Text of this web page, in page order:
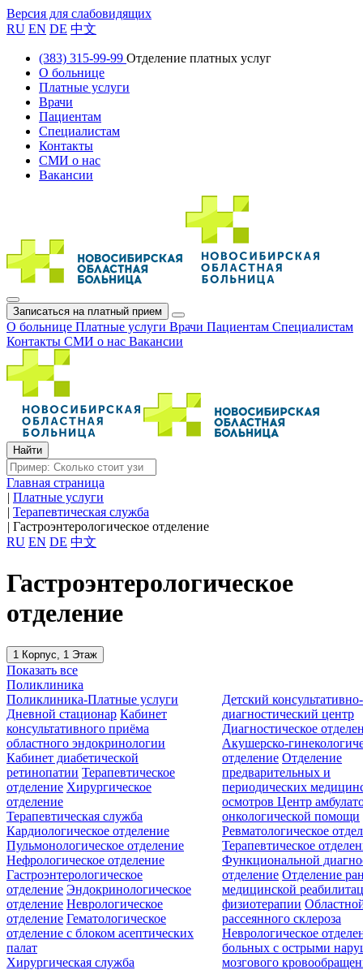
Версия для слабовидящих
RU EN DE 中文
(383) 315-99-99 Отделение платных услуг
О больнице
Платные услуги
Врачи
Пациентам
Специалистам
Контакты
СМИ о нас
Вакансии
Записаться на платный прием
О больнице Платные услуги Врачи Пациентам Специалистам
Контакты СМИ о нас Вакансии
Главная страница
| Платные услуги
| Терапевтическая служба
| Гастроэнтерологическое отделение
RU EN DE 中文
Гастроэнтерологическое
отделение
1 Корпус, 1 Этаж
Показать все
Поликлиника
Поликлиника-Платные услуги
Дневной стационар Кабинет
консультативного приёма
областного эндокринологии
Кабинет диабетической
ретинопатии Терапевтическое
отделение Хирургическое
отделение
Детский консультативно-
диагностический центр
Диагностическое
Акушерско-
отделение Отделение
предварительных и
периодических
осмотровЦентр
онкологической помощи
Терапевтическая служба
Кардиологическое отделение
Пульмонологическое отделение
Нефрологическое отделение
Гастроэнтерологическое
отделение Эндокринологическое
отделение Неврологическое
отделение Гематологическое
отделение c блоком асептических
палат
Ревматологическое
Терапевтическое
Функциональной
отделение Отделение
медицинской
физиотерапии
рассеянного склероза
Неврологическое
больных с острыми
мозгового
Хирургическая служба